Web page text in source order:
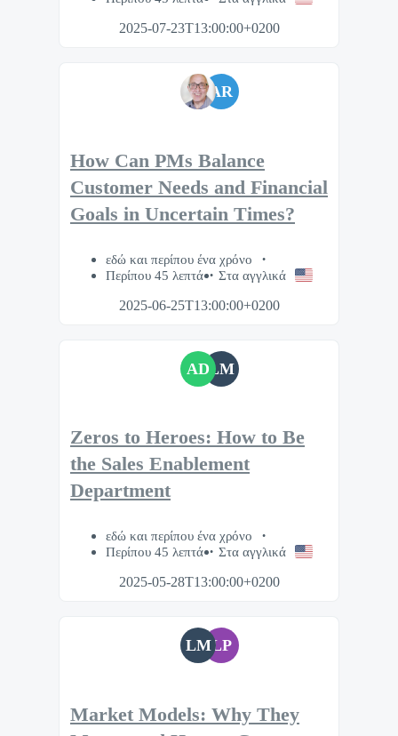
2025-07-23T13:00:00+0200
AR
How Can PMs Balance
Customer Needs and Financial
Goals in Uncertain Times?
εδώ και περίπου ένα χρόνο
Περίπου 45 λεπτά
Στα αγγλικά
2025-06-25T13:00:00+0200
ADLM
Zeros to Heroes: How to Be
the Sales Enablement
Department
εδώ και περίπου ένα χρόνο
Περίπου 45 λεπτά
Στα αγγλικά
2025-05-28T13:00:00+0200
LMLP
Market Models: Why They